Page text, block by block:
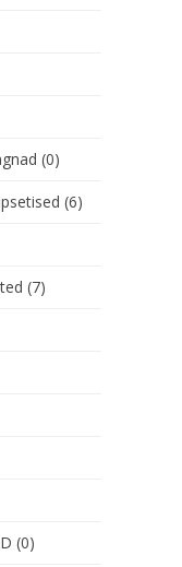
(0)
(6)
(7)
(0)